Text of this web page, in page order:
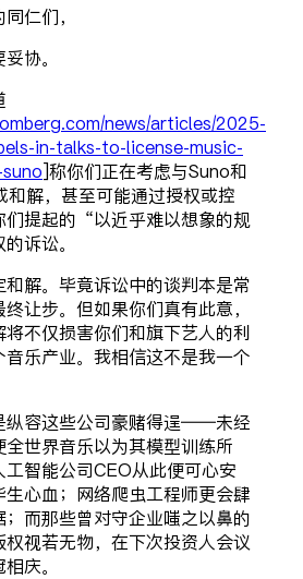
仁们，
协。
news/articles/2025-
in-talks-to-license-music-
]称你们正在考虑与Suno和
和解，甚至可能通过授权或控
们提起的“以近乎难以想象的规
诉讼。
解。毕竟诉讼中的谈判本是常
让步。但如果你们真有此意，
不仅损害你们和旗下艺人的利
乐产业。我相信这不是我一个
纵容这些公司豪赌得逞——未经
世界音乐以为其模型训练所
智能公司CEO从此便可心安
心血；网络爬虫工程师更会肆
而那些曾对守企业嗤之以鼻的
视若无物，在下次投资人会议
庆。